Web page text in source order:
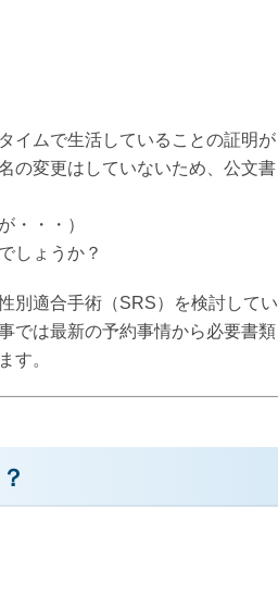
イムで生活していることの証明が
の変更はしていないため、公文書
・・・）
しょうか？
別適合手術（SRS）を検討してい
では最新の予約事情から必要書類
す。